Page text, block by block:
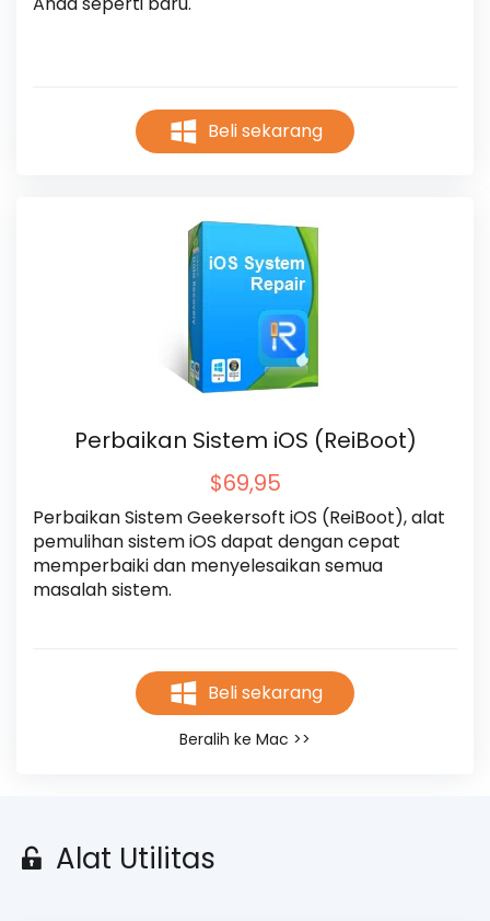
Beli sekarang
Perbaikan Sistem iOS (ReiBoot)
$69,95
Perbaikan Sistem Geekersoft iOS (ReiBoot), alat
pemulihan sistem iOS dapat dengan cepat
memperbaiki dan menyelesaikan semua
masalah sistem.
Beli sekarang
Beralih ke Mac >>
Alat Utilitas